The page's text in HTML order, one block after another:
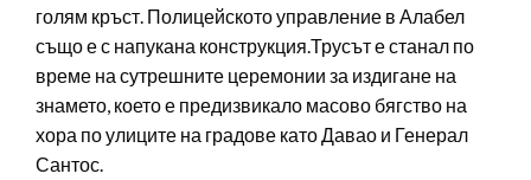
голям кръст. Полицейското управление в Алабел
също е с напукана конструкция.Трусът е станал по
време на сутрешните церемонии за издигане на
знамето, което е предизвикало масово бягство на
хора по улиците на градове като Давао и Генерал
Сантос.